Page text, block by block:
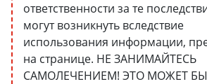
ответственности за те
могут возникнуть вследствие
использования информации,
на странице. НЕ ЗАНИМАЙТЕСЬ
САМОЛЕЧЕНИЕМ! ЭТО МОЖЕТ